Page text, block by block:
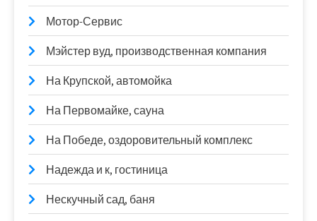
Мотор-Сервис
Мэйстер вуд, производственная компания
На Крупской, автомойка
На Первомайке, сауна
На Победе, оздоровительный комплекс
Надежда и к, гостиница
Нескучный сад, баня